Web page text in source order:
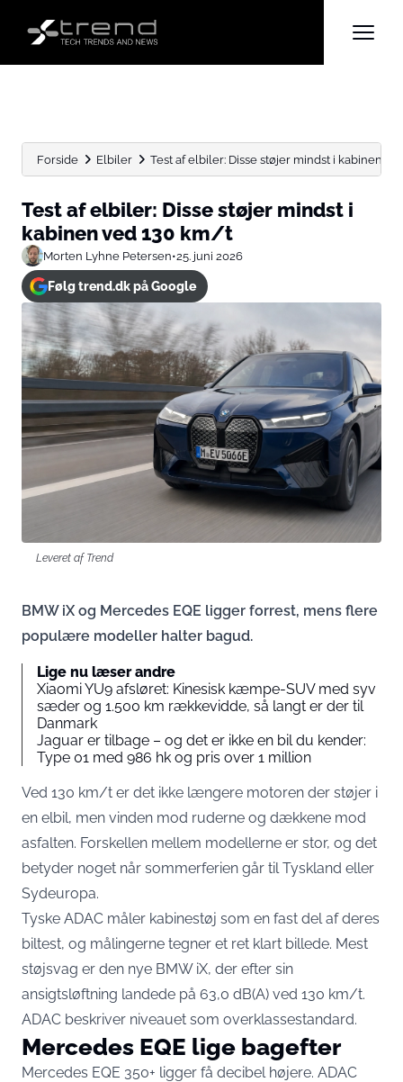
Forside Elbiler Test af elbiler: Disse støjer mindst i kabinen ved
Test af elbiler: Disse støjer mindst i
kabinen ved 130 km/t
Morten Lyhne Petersen•25. juni 2026
Følg trend.dk på Google
Leveret af Trend
BMW iX og Mercedes EQE ligger forrest, mens flere
populære modeller halter bagud.
Lige nu læser andre
Xiaomi YU9 afsløret: Kinesisk kæmpe-SUV med syv
sæder og 1.500 km rækkevidde, så langt er der til
Danmark
Jaguar er tilbage – og det er ikke en bil du kender:
Type 01 med 986 hk og pris over 1 million
Ved 130 km/t er det ikke længere motoren der støjer i
en elbil, men vinden mod ruderne og dækkene mod
asfalten. Forskellen mellem modellerne er stor, og det
betyder noget når sommerferien går til Tyskland eller
Sydeuropa.
Tyske ADAC måler kabinestøj som en fast del af deres
biltest, og målingerne tegner et ret klart billede. Mest
støjsvag er den nye BMW iX, der efter sin
ansigtsløftning landede på 63,0 dB(A) ved 130 km/t.
ADAC beskriver niveauet som overklassestandard.
Mercedes EQE lige bagefter
Mercedes EQE 350+ ligger få decibel højere. ADAC